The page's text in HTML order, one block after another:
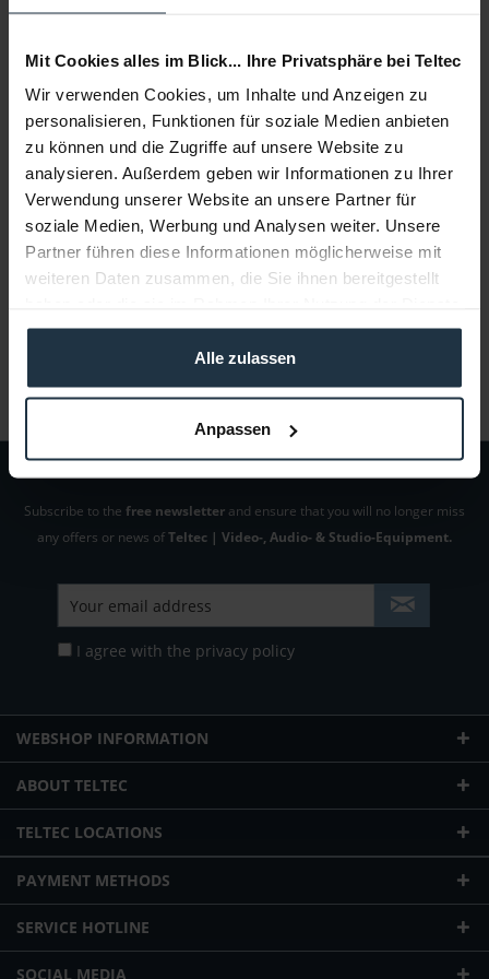
Mit Cookies alles im Blick... Ihre Privatsphäre bei Teltec
Wir verwenden Cookies, um Inhalte und Anzeigen zu
personalisieren, Funktionen für soziale Medien anbieten
zu können und die Zugriffe auf unsere Website zu
analysieren. Außerdem geben wir Informationen zu Ihrer
Verwendung unserer Website an unsere Partner für
soziale Medien, Werbung und Analysen weiter. Unsere
Partner führen diese Informationen möglicherweise mit
weiteren Daten zusammen, die Sie ihnen bereitgestellt
gesammelt haben.
Alle zulassen
Anpassen
Stativhalter und Schnellwechselklemme mit Wechsel-
gewindeeinsatz 3/8", 5/8" und 1/2" für...
more
Consultation
Media
Manufacturer & Product Safety Information
Folgende Infos zum Hersteller sind verfübar......more
Subscribe to the free newsletter and ensure that you will no longer miss
any offers or news ofTeltec | Video-, Audio- & Studio-Equipment.
I agree with the privacy policy
WEBSHOP INFORMATION
ABOUT TELTEC
TELTEC LOCATIONS
PAYMENT METHODS
SERVICE HOTLINE
SOCIAL MEDIA